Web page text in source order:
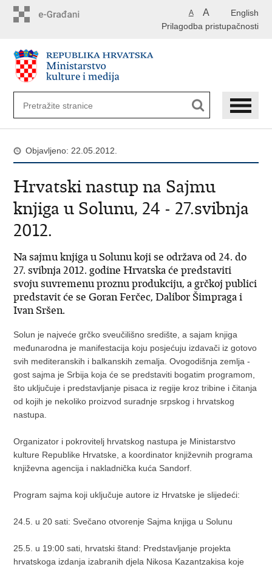
English
A A
Prilagodba pristupačnosti
Objavljeno: 22.05.2012.
Hrvatski nastup na Sajmu
knjiga u Solunu, 24 - 27.svibnja
2012.
Na sajmu knjiga u Solunu koji se održava od 24. do
27. svibnja 2012. godine Hrvatska će predstaviti
svoju suvremenu proznu produkciju, a grčkoj publici
predstavit će se Goran Ferčec, Dalibor Šimpraga i
Ivan Sršen.
Solun je najveće grčko sveučilišno središte, a sajam knjiga
međunarodna je manifestacija koju posjećuju izdavači iz gotovo
svih mediteranskih i balkanskih zemalja. Ovogodišnja zemlja -
gost sajma je Srbija koja će se predstaviti bogatim programom,
što uključuje i predstavljanje pisaca iz regije kroz tribine i čitanja
od kojih je nekoliko proizvod suradnje srpskog i hrvatskog
nastupa.
Organizator i pokrovitelj hrvatskog nastupa je Ministarstvo
kulture Republike Hrvatske, a koordinator književnih programa
književna agencija i nakladnička kuća Sandorf.
Program sajma koji uključuje autore iz Hrvatske je slijedeći:
24.5. u 20 sati: Svečano otvorenje Sajma knjiga u Solunu
25.5. u 19:00 sati, hrvatski štand: Predstavljanje projekta
hrvatskoga izdanja izabranih djela Nikosa Kazantzakisa koje